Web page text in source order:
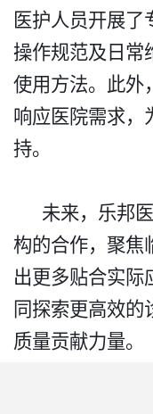
医护人员开展了
操作规范及日常
使用方法。此外
响应医院需求，
持。​
未来，乐邦
构的合作，聚焦
出更多贴合实际
同探索更高效的
质量贡献力量。